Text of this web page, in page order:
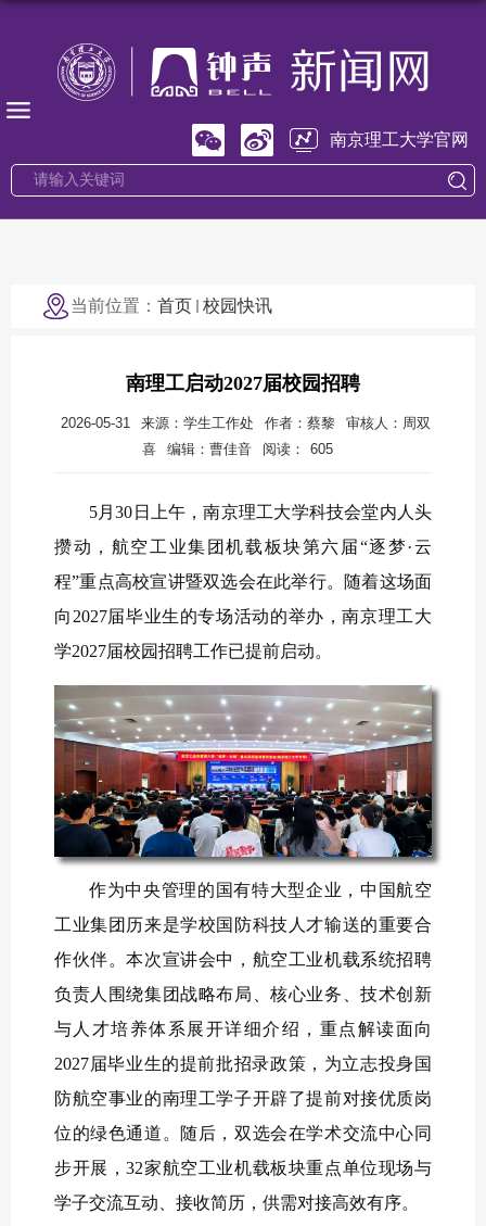
南京理工大学官网
当前位置： 首页 校园快讯
南理工启动2027届校园招聘
2026-05-31 来源：学生工作处 作者：蔡黎
审核人：周双
喜
编辑：曹佳音 阅读： 605
5月30日上午，南京理工大学科技会堂内人头
攒动，航空工业集团机载板块第六届“逐梦·云
程”重点高校宣讲暨双选会在此举行。随着这场面
向2027届毕业生的专场活动的举办，南京理工大
学2027届校园招聘工作已提前启动。
作为中央管理的国有特大型企业，中国航空
工业集团历来是学校国防科技人才输送的重要合
作伙伴。本次宣讲会中，航空工业机载系统招聘
负责人围绕集团战略布局、核心业务、技术创新
与人才培养体系展开详细介绍，重点解读面向
2027届毕业生的提前批招录政策，为立志投身国
防航空事业的南理工学子开辟了提前对接优质岗
位的绿色通道。随后，双选会在学术交流中心同
步开展，32家航空工业机载板块重点单位现场与
学子交流互动、接收简历，供需对接高效有序。